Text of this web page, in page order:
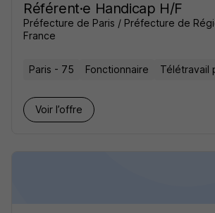
Référent·e Handicap H/F
Préfecture de Paris / Préfecture de
France
Paris - 75 Fonctionnaire Télétravail
Voir l’offre